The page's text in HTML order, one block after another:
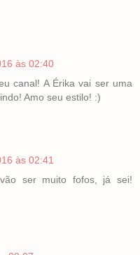
às 02:40
canal! A Érika vai ser uma
Amo seu estilo! :)
às 02:41
ser muito fofos, já sei!